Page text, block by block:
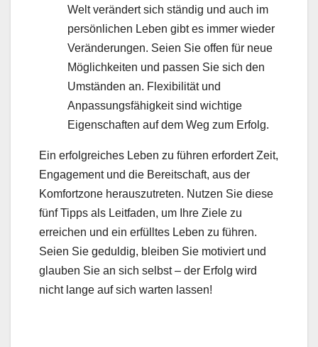
Welt verändert sich ständig und auch im
persönlichen Leben gibt es immer wieder
Veränderungen. Seien Sie offen für neue
Möglichkeiten und passen Sie sich den
Umständen an. Flexibilität und
Anpassungsfähigkeit sind wichtige
Eigenschaften auf dem Weg zum Erfolg.
Ein erfolgreiches Leben zu führen erfordert Zeit,
Engagement und die Bereitschaft, aus der
Komfortzone herauszutreten. Nutzen Sie diese
fünf Tipps als Leitfaden, um Ihre Ziele zu
erreichen und ein erfülltes Leben zu führen.
Seien Sie geduldig, bleiben Sie motiviert und
glauben Sie an sich selbst – der Erfolg wird
nicht lange auf sich warten lassen!